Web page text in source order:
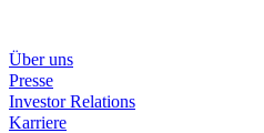
Über uns
Presse
Investor Relations
Karriere